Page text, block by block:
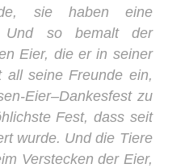
sie haben eine
Und so bemalt der
Eier, die er in seiner
all seine Freunde ein,
Eier–Dankesfest zu
Fest, dass seit
wurde. Und die Tiere
Verstecken der Eier,